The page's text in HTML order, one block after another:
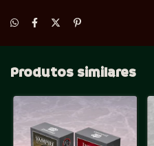
Produtos similares